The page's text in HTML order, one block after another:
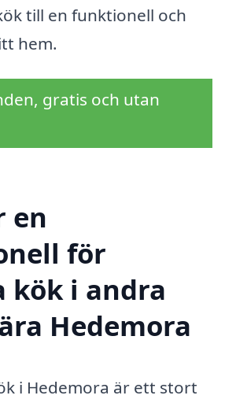
till en funktionell och
hem.
gratis och utan
en
för
kök i andra
Hedemora
i Hedemora är ett stort